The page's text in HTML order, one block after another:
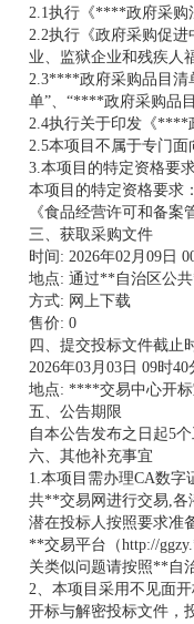
2.1执行《****政府采购
2.2执行《政府采购促
业、监狱企业和残疾人
2.3****政府采购品目清
单”、“****政府采购品
2.4执行关于印发《****
2.5本项目不属于专门面
3.本项目的特定资格要求
本项目的特定资格要求
《食品经营许可和备
三、获取采购文件
时间: 2026年02月09日
地点: 通过**自治区公
方式: 网上下载
售价: 0
四、提交投标文件截止
2026年03月03日 09时40
地点: ****交易中心开
五、公告期限
自本公告发布之日起5个
六、其他补充事宜
1.本项目需办理CA数
共**交易网进行交易,各
潜在投标人按照要求准
**交易平台（http://
关类似问题请按照**自
2、本项目采用不见面
开标与解密投标文件，